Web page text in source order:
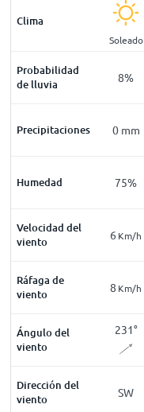
Clima
Soleado
Probabilidad
de lluvia15% 8%
Precipitaciones
mm 0mm 0 mm
Humedad
91 75%
Velocidad del
viento
h 3 Km/h 6 Km/h
Ráfaga de
viento
h 4 Km/h 8 Km/h
Ángulo del
viento
180 231°
Dirección del
viento
S SW